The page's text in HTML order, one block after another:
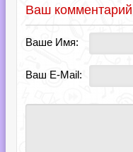
Ваш
Ваше Имя:
Ваш E-Mail: